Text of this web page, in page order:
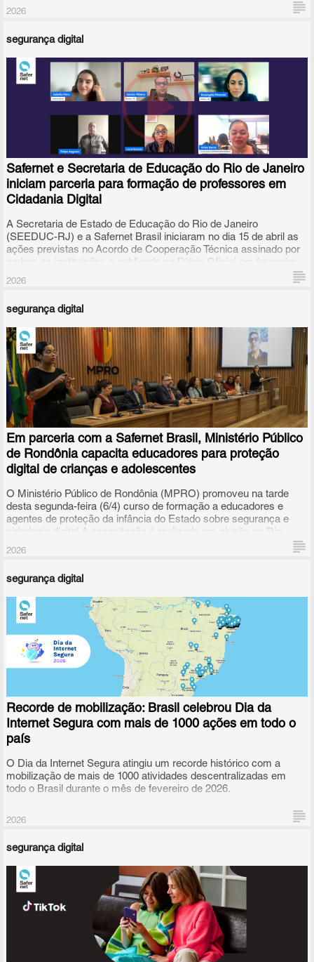
Unido, anuncia o lançamento de um novo recurso educacional
2026
segurança digital
Safernet e Secretaria de Educação do Rio de Janeiro
iniciam parceria para formação de professores em
Cidadania Digital
A Secretaria de Estado de Educação do Rio de Janeiro
(SEEDUC-RJ) e a Safernet Brasil iniciaram no dia 15 de abril as
ações previstas no Acordo de Cooperação Técnica assinado por
ambas as instituições e publicado no Diário Oficial em fevereiro
de 2026.
2026
segurança digital
Em parceria com a Safernet Brasil, Ministério Público
de Rondônia capacita educadores para proteção
digital de crianças e adolescentes
O Ministério Público de Rondônia (MPRO) promoveu na tarde
desta segunda-feira (6/4) curso de formação a educadores e
agentes de proteção da infância do Estado sobre segurança e
cidadania digital.A capacitação é realizada em alusão ao Dia
Nacional de Combate ao Bullying e à Violência na Escola,
2026
segurança digital
Recorde de mobilização: Brasil celebrou Dia da
Internet Segura com mais de 1000 ações em todo o
país
O Dia da Internet Segura atingiu um recorde histórico com a
mobilização de mais de 1000 atividades descentralizadas em
todo o Brasil durante o mês de fevereiro de 2026.
A iniciativa global tem como objetivo envolver diferentes atores,
públicos e privados, na promoção de atividades de
2026
segurança digital